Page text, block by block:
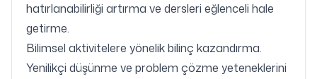
hatırlanabilirliği artırma ve dersleri eğlenceli hale
getirme.
Bilimsel aktivitelere yönelik bilinç kazandırma.
Yenilikçi düşünme ve problem çözme yeteneklerini